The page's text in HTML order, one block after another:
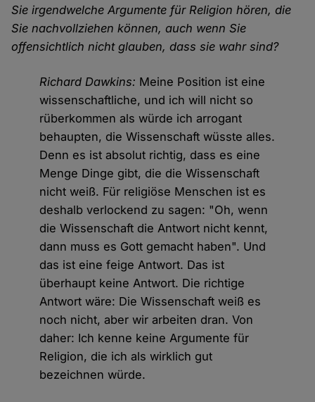
Sie irgendwelche Argumente für Religion hören, die
Sie nachvollziehen können, auch wenn Sie
offensichtlich nicht glauben, dass sie wahr sind?
Richard Dawkins: Meine Position ist eine
wissenschaftliche, und ich will nicht so
rüberkommen als würde ich arrogant
behaupten, die Wissenschaft wüsste alles.
Denn es ist absolut richtig, dass es eine
Menge Dinge gibt, die die Wissenschaft
nicht weiß. Für religiöse Menschen ist es
deshalb verlockend zu sagen: "Oh, wenn
die Wissenschaft die Antwort nicht kennt,
dann muss es Gott gemacht haben". Und
das ist eine feige Antwort. Das ist
überhaupt keine Antwort. Die richtige
Antwort wäre: Die Wissenschaft weiß es
noch nicht, aber wir arbeiten dran. Von
daher: Ich kenne keine Argumente für
Religion, die ich als wirklich gut
bezeichnen würde.